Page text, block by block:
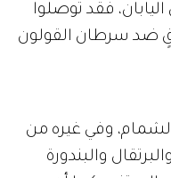
فقد توصلوا
واقٍ ضد سرطان القولون
وفي غيره من
والبندورة